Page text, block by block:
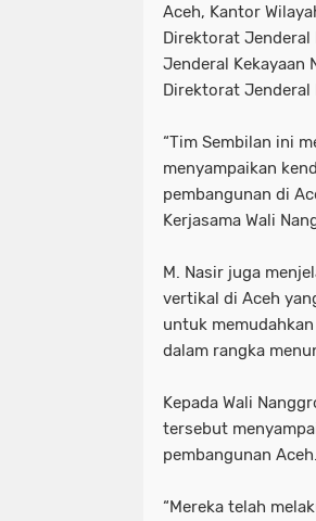
Aceh, Kantor
Direktorat Jenderal
Jenderal Kekayaan
Direktorat Jenderal
“Tim Sembilan ini
menyampaikan
pembangunan di
Kerjasama Wali
M. Nasir juga
vertikal di Aceh
untuk
dalam rangka
Kepada Wali
tersebut
pembangunan Aceh.
“Mereka telah